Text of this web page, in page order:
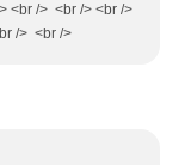
<br /> <br /> <br />
/> <br />